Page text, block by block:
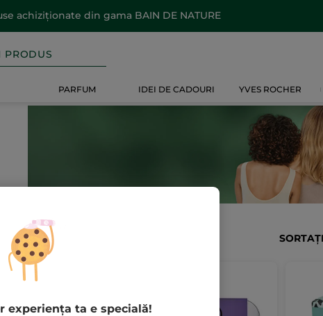
achiziționate din gama BAIN DE NATURE
PARFUM IDEI DE CADOURI YVES ROCHER
experiența ta e specială!